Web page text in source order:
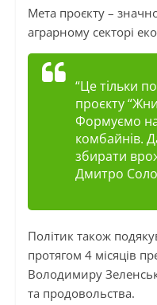
Мета проєкту –
аграрному секторі
“Це тільки
проєкту
Формуємо
комбайнів.
збирати
Дмитро
Політик також
протягом 4 місяців
Володимиру
та продовольства.